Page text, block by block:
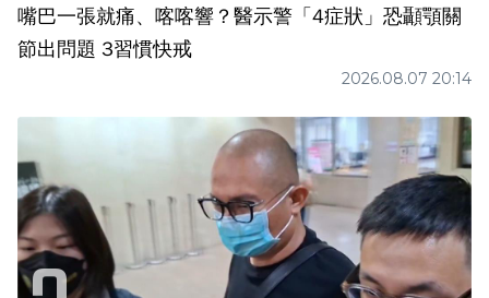
嘴巴一張就痛、喀喀響？醫示警「4症狀」恐顳顎關
節出問題 3習慣快戒
2026.08.07 20:14